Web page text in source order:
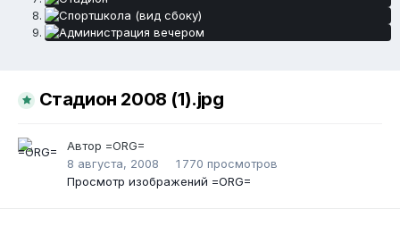
Стадион 2008 (1).jpg
Автор =ORG=
8 августа, 2008
1 770 просмотров
Просмотр изображений =ORG=